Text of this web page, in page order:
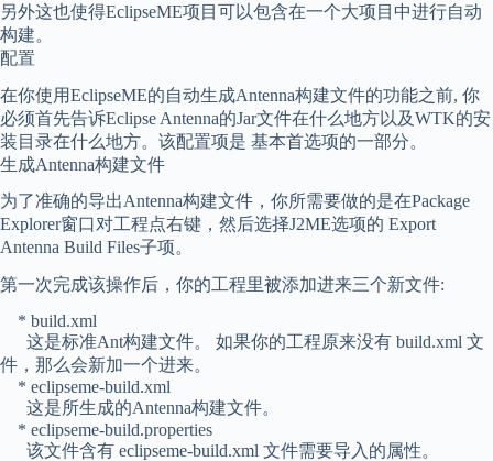
另外这也使得EclipseME项目可以包含在一个大项目中进行自动
构建。
配置
在你使用EclipseME的自动生成Antenna构建文件的功能之前, 你
必须首先告诉Eclipse Antenna的Jar文件在什么地方以及WTK的安
装目录在什么地方。该配置项是 基本首选项的一部分。
生成Antenna构建文件
为了准确的导出Antenna构建文件，你所需要做的是在Package
Explorer窗口对工程点右键，然后选择J2ME选项的 Export
Antenna Build Files子项。
第一次完成该操作后，你的工程里被添加进来三个新文件:
* build.xml
这是标准Ant构建文件。 如果你的工程原来没有 build.xml 文
件，那么会新加一个进来。
* eclipseme-build.xml
这是所生成的Antenna构建文件。
* eclipseme-build.properties
该文件含有 eclipseme-build.xml 文件需要导入的属性。